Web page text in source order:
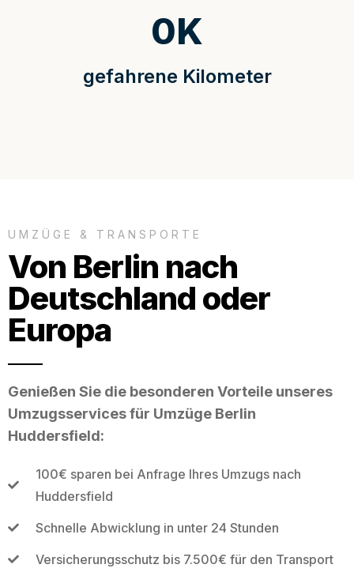
gefahrene Kilometer
0K
UMZÜGE & TRANSPORTE
Von Berlin nach
Deutschland oder
Europa
Genießen Sie die besonderen Vorteile unseres
Umzugsservices für Umzüge Berlin
Huddersfield:
100€ sparen bei Anfrage Ihres Umzugs nach
Huddersfield
Schnelle Abwicklung in unter 24 Stunden
Versicherungsschutz bis 7.500€ für den Transport